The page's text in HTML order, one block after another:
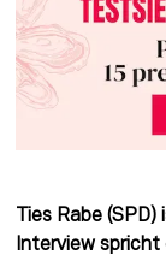
Ties Rabe
Interview